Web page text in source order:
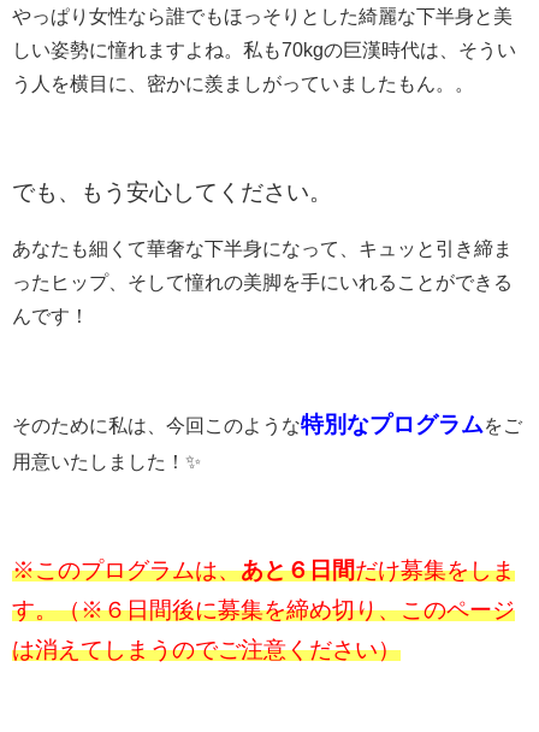
やっぱり女性なら誰でもほっそりとした綺麗な下半身と美
しい姿勢に憧れますよね。私も70kgの巨漢時代は、そうい
う人を横目に、密かに羨ましがっていましたもん。。
でも、もう安心してください。
あなたも細くて華奢な下半身になって、キュッと引き締ま
ったヒップ、そして憧れの美脚を手にいれることができる
んです！
そのために私は、今回このような特別なプログラムをご
用意いたしました！✨
※このプログラムは、あと６日間だけ募集をしま
す。（※６日間後に募集を締め切り、このページ
は消えてしまうのでご注意ください）